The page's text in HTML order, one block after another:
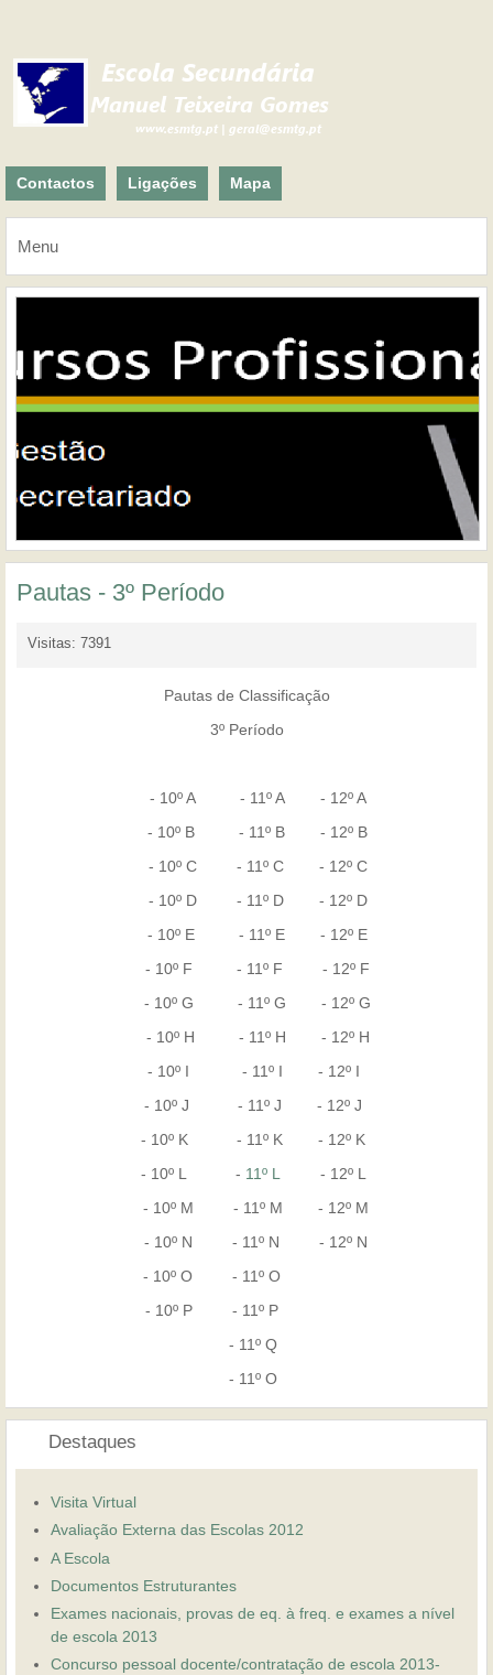
Contactos Ligações Mapa
Menu
Pautas - 3º Período
Visitas: 7391
Pautas de Classificação
3º Período
- 10º A - 11º A - 12º A
- 10º B - 11º B - 12º B
- 10º C - 11º C - 12º C
- 10º D - 11º D - 12º D
- 10º E - 11º E - 12º E
- 10º F - 11º F - 12º F
- 10º G - 11º G - 12º G
- 10º H - 11º H - 12º H
- 10º I - 11º I - 12º I
- 10º J - 11º J - 12º J
- 10º K - 11º K - 12º K
- 10º L - 11º L
- 12º L
- 10º M - 11º M - 12º M
- 10º N - 11º N - 12º N
- 10º O - 11º O
- 10º P - 11º P
- 11º Q
- 11º O
Destaques
Visita Virtual
Avaliação Externa das Escolas 2012
A Escola
Documentos Estruturantes
Exames nacionais, provas de eq. à freq. e exames a nível
de escola 2013
Concurso pessoal docente/contratação de escola 2013-